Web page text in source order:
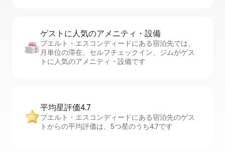
ゲストに人⁠気⁠のア⁠メ⁠ニ⁠テ⁠ィ・設⁠備
プエルト・エスコンディードにある宿泊先では、
月単位の滞在、セ⁠ル⁠フチ⁠ェ⁠ッ⁠ク⁠イ⁠ン、ジムがゲス
トに人気のアメニティ・設備です
平均星評価4.7
プエルト・エスコンディードにある宿泊先のゲス
トからの平均評価は、5つ星のうち4.7です